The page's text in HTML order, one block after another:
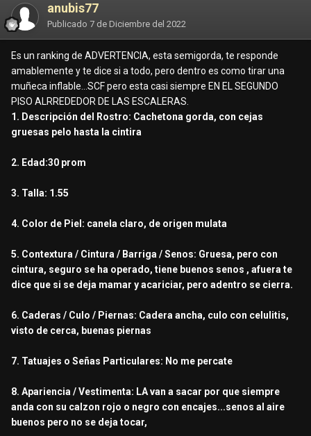
anubis77
Publicado 7 de Diciembre del 2022
Es un ranking de ADVERTENCIA, esta semigorda, te responde
amablemente y te dice si a todo, pero dentro es como tirar una
muñeca inflable...SCF pero esta casi siempre EN EL SEGUNDO
PISO ALRREDEDOR DE LAS ESCALERAS.
1. Descripción del Rostro: Cachetona gorda, con cejas
gruesas pelo hasta la cintira
2. Edad:30 prom
3. Talla: 1.55
4. Color de Piel: canela claro, de origen mulata
5. Contextura / Cintura / Barriga / Senos: Gruesa, pero con
cintura, seguro se ha operado, tiene buenos senos , afuera te
dice que si se deja mamar y acariciar, pero adentro se cierra.
6. Caderas / Culo / Piernas: Cadera ancha, culo con celulitis,
visto de cerca, buenas piernas
7. Tatuajes o Señas Particulares: No me percate
8. Apariencia / Vestimenta: LA van a sacar por que siempre
anda con su calzon rojo o negro con encajes...senos al aire
buenos pero no se deja tocar,